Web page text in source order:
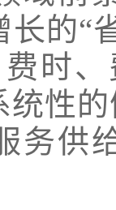
长的“
时
统性
务供